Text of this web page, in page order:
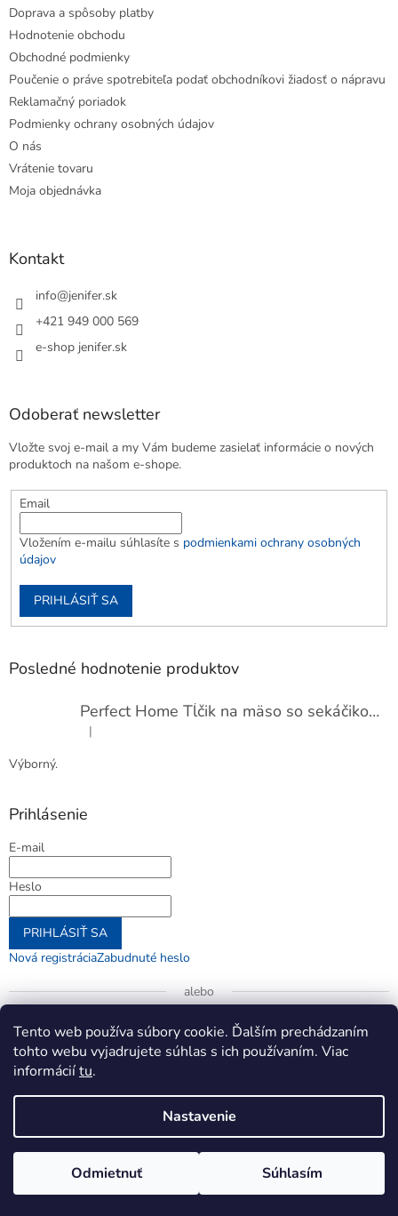
Tento web používa súbory cookie. Ďalším prechádzaním
tohto webu vyjadrujete súhlas s ich používaním. Viac
informáciítu.
Nastavenie
Odmietnuť Súhlasím
Doprava a spôsoby platby
Hodnotenie obchodu
Obchodné podmienky
Poučenie o práve spotrebiteľa podať obchodníkovi žiadosť o nápravu
Reklamačný poriadok
Podmienky ochrany osobných údajov
O nás
Vrátenie tovaru
Moja objednávka
Kontakt
info@jenifer.sk
+421 949 000 569
e-shop jenifer.sk
Odoberať newsletter
Vložte svoj e-mail a my Vám budeme zasielať informácie o nových
produktoch na našom e-shope.
Email
Vložením e-mailu súhlasíte s podmienkami ochrany osobných
údajov
PRIHLÁSIŤ SA
Posledné hodnotenie produktov
Perfect Home Tĺčik na mäso so sekáčikom, 56893
Hodnotenie produktu je 5 z 5 hviezdičiek.
|
Výborný.
Prihlásenie
E-mail
Heslo
PRIHLÁSIŤ SA
Nová registráciaZabudnuté heslo
alebo
Prihlásiť sa cez Google
. Všetky práva vyhradené.